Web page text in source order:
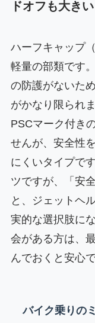
ドオフも大きい
ハーフキャップ
軽量の部類です
の防護がないた
がかなり限られ
PSCマーク付き
せんが、安全性
にくいタイプで
ツですが、「安
と、ジェットヘ
実的な選択肢に
会がある方は、
んでおくと安心で
バイク乗りの